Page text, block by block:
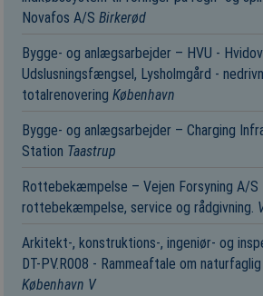
Novafos A/SBirkerød
Bygge- og anlægsarbejder – HVU -
Udslusningsfængsel, Lysholmgård -
totalrenoveringKøbenhavn
Bygge- og anlægsarbejder – Charging
Station Taastrup
Rottebekæmpelse – Vejen Forsyning A/S
rottebekæmpelse, service og rådgivning.
Arkitekt-, konstruktions-, ingeniør- og
DT-PV.R008 - Rammeaftale om
København V